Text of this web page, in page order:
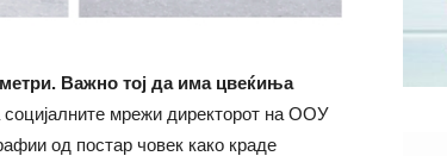
Важно тој да има цвеќиња
мрежи директорот на ООУ
од постар човек како краде